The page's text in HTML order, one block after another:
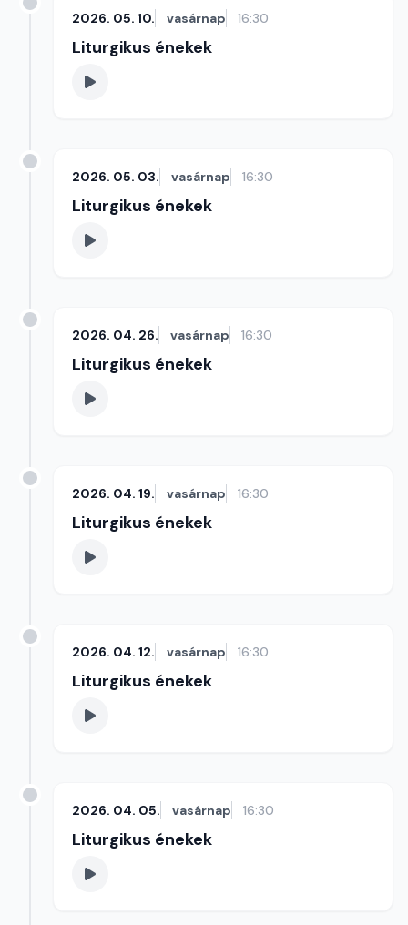
2026. 05. 10. vasárnap 16:30
Liturgikus énekek
2026. 05. 03. vasárnap 16:30
Liturgikus énekek
2026. 04. 26. vasárnap 16:30
Liturgikus énekek
2026. 04. 19. vasárnap 16:30
Liturgikus énekek
2026. 04. 12. vasárnap 16:30
Liturgikus énekek
2026. 04. 05. vasárnap 16:30
Liturgikus énekek